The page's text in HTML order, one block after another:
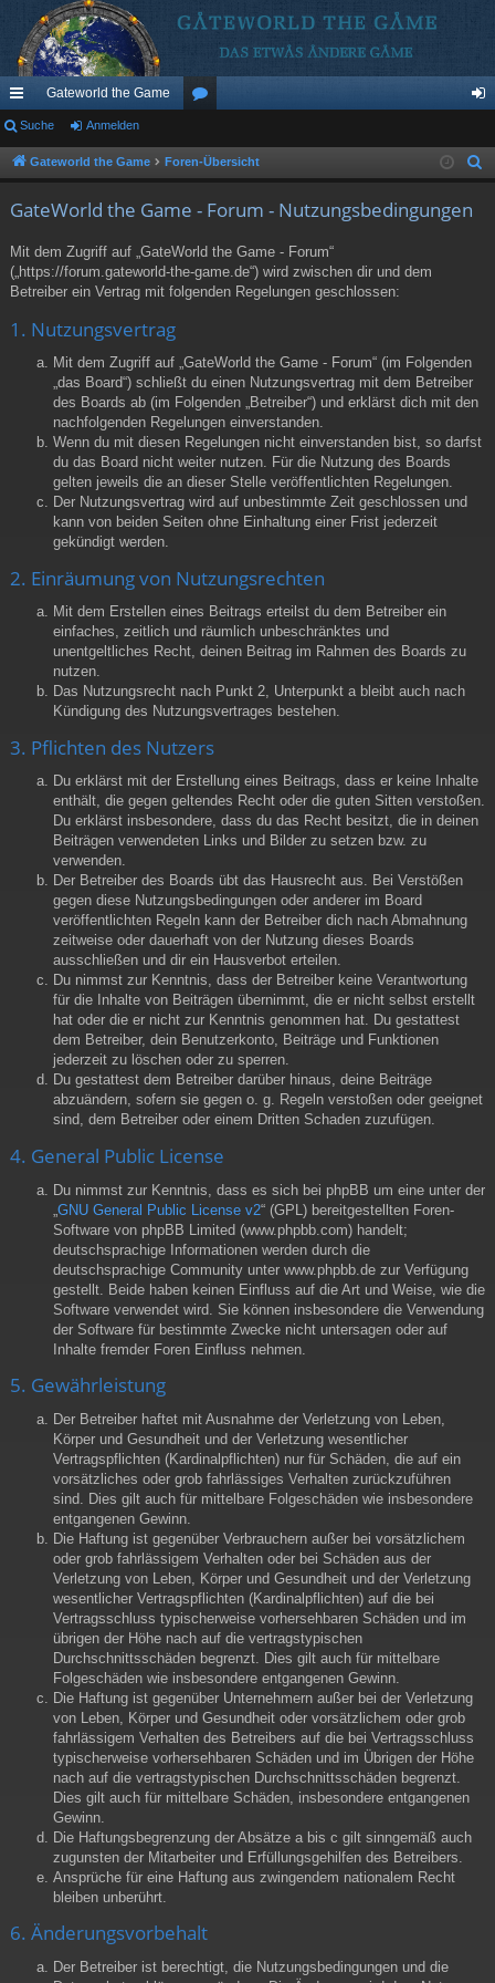
ch
ne
riff
Gateworld the Game
en m
Suche Anmelden
Gateworld the Game Foren-Übersicht
GateWorld the Game - Forum - Nutzungsbedingungen
Mit dem Zugriff auf „GateWorld the Game - Forum“
(„https://forum.gateworld-the-game.de“) wird zwischen dir und dem
Betreiber ein Vertrag mit folgenden Regelungen geschlossen:
1. Nutzungsvertrag
Mit dem Zugriff auf „GateWorld the Game - Forum“ (im Folgenden
„das Board“) schließt du einen Nutzungsvertrag mit dem Betreiber
des Boards ab (im Folgenden „Betreiber“) und erklärst dich mit den
nachfolgenden Regelungen einverstanden.
Wenn du mit diesen Regelungen nicht einverstanden bist, so darfst
du das Board nicht weiter nutzen. Für die Nutzung des Boards
gelten jeweils die an dieser Stelle veröffentlichten Regelungen.
Der Nutzungsvertrag wird auf unbestimmte Zeit geschlossen und
kann von beiden Seiten ohne Einhaltung einer Frist jederzeit
gekündigt werden.
2. Einräumung von Nutzungsrechten
Mit dem Erstellen eines Beitrags erteilst du dem Betreiber ein
einfaches, zeitlich und räumlich unbeschränktes und
unentgeltliches Recht, deinen Beitrag im Rahmen des Boards zu
nutzen.
Das Nutzungsrecht nach Punkt 2, Unterpunkt a bleibt auch nach
Kündigung des Nutzungsvertrages bestehen.
3. Pflichten des Nutzers
Du erklärst mit der Erstellung eines Beitrags, dass er keine Inhalte
enthält, die gegen geltendes Recht oder die guten Sitten verstoßen.
Du erklärst insbesondere, dass du das Recht besitzt, die in deinen
Beiträgen verwendeten Links und Bilder zu setzen bzw. zu
verwenden.
Der Betreiber des Boards übt das Hausrecht aus. Bei Verstößen
gegen diese Nutzungsbedingungen oder anderer im Board
veröffentlichten Regeln kann der Betreiber dich nach Abmahnung
zeitweise oder dauerhaft von der Nutzung dieses Boards
ausschließen und dir ein Hausverbot erteilen.
Du nimmst zur Kenntnis, dass der Betreiber keine Verantwortung
für die Inhalte von Beiträgen übernimmt, die er nicht selbst erstellt
hat oder die er nicht zur Kenntnis genommen hat. Du gestattest
dem Betreiber, dein Benutzerkonto, Beiträge und Funktionen
jederzeit zu löschen oder zu sperren.
Du gestattest dem Betreiber darüber hinaus, deine Beiträge
abzuändern, sofern sie gegen o. g. Regeln verstoßen oder geeignet
sind, dem Betreiber oder einem Dritten Schaden zuzufügen.
4. General Public License
Du nimmst zur Kenntnis, dass es sich bei phpBB um eine unter der
GNU General Public License v2“ (GPL) bereitgestellten Foren-
Software von phpBB Limited (www.phpbb.com) handelt;
deutschsprachige Informationen werden durch die
deutschsprachige Community unter www.phpbb.de zur Verfügung
gestellt. Beide haben keinen Einfluss auf die Art und Weise, wie die
Software verwendet wird. Sie können insbesondere die Verwendung
der Software für bestimmte Zwecke nicht untersagen oder auf
Inhalte fremder Foren Einfluss nehmen.
5. Gewährleistung
Der Betreiber haftet mit Ausnahme der Verletzung von Leben,
Körper und Gesundheit und der Verletzung wesentlicher
Vertragspflichten (Kardinalpflichten) nur für Schäden, die auf ein
vorsätzliches oder grob fahrlässiges Verhalten zurückzuführen
sind. Dies gilt auch für mittelbare Folgeschäden wie insbesondere
entgangenen Gewinn.
Die Haftung ist gegenüber Verbrauchern außer bei vorsätzlichem
oder grob fahrlässigem Verhalten oder bei Schäden aus der
Verletzung von Leben, Körper und Gesundheit und der Verletzung
wesentlicher Vertragspflichten (Kardinalpflichten) auf die bei
Vertragsschluss typischerweise vorhersehbaren Schäden und im
übrigen der Höhe nach auf die vertragstypischen
Durchschnittsschäden begrenzt. Dies gilt auch für mittelbare
Folgeschäden wie insbesondere entgangenen Gewinn.
Die Haftung ist gegenüber Unternehmern außer bei der Verletzung
von Leben, Körper und Gesundheit oder vorsätzlichem oder grob
fahrlässigem Verhalten des Betreibers auf die bei Vertragsschluss
typischerweise vorhersehbaren Schäden und im Übrigen der Höhe
nach auf die vertragstypischen Durchschnittsschäden begrenzt.
Dies gilt auch für mittelbare Schäden, insbesondere entgangenen
Gewinn.
Die Haftungsbegrenzung der Absätze a bis c gilt sinngemäß auch
zugunsten der Mitarbeiter und Erfüllungsgehilfen des Betreibers.
Ansprüche für eine Haftung aus zwingendem nationalem Recht
bleiben unberührt.
6. Änderungsvorbehalt
Der Betreiber ist berechtigt, die Nutzungsbedingungen und die